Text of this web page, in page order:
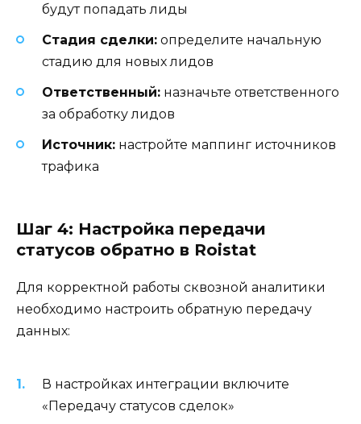
будут попадать лиды
Стадия сделки: определите начальную
стадию для новых лидов
Ответственный: назначьте ответственного
за обработку лидов
Источник: настройте маппинг источников
трафика
Шаг 4: Настройка передачи
статусов обратно в Roistat
Для корректной работы сквозной аналитики
необходимо настроить обратную передачу
данных:
В настройках интеграции включите
«Передачу статусов сделок»